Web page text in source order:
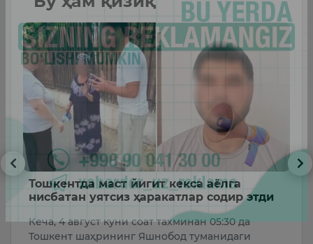
Тошкентда маст йигит кекса аёлга
нисбатан уятсиз ҳаракатлар содир этди
Кеча, 4 август куни соат тахминан 05:30 да
Тошкент шаҳрининг Яшнобод туманидаги